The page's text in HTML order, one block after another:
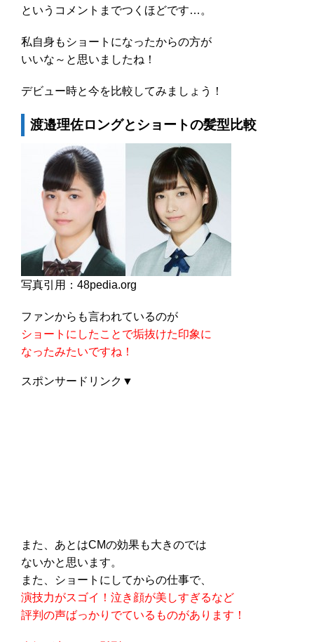
というコメントまでつくほどです…。
私自身もショートになったからの方が
いいな～と思いましたね！
デビュー時と今を比較してみましょう！
渡邉理佐ロングとショートの髪型比較
写真引用：48pedia.org
ファンからも言われているのが
ショートにしたことで垢抜けた印象に
なったみたいですね！
スポンサードリンク▼
また、あとはCMの効果も大きのでは
ないかと思います。
また、ショートにしてからの仕事で、
演技力がスゴイ！泣き顔が美しすぎるなど
評判の声ばっかりでているものがあります！